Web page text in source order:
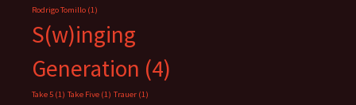
Rodrigo Tomillo (1)
S(w)inging
Generation (4)
Take 5 (1) Take Five (1) Trauer (1)